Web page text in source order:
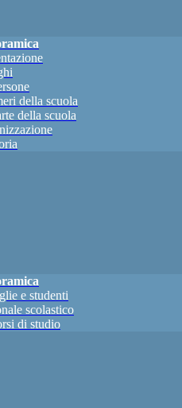
della scuola
della scuola
e studenti
scolastico
di studio